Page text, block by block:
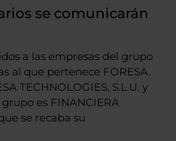
se comunicarán
a las empresas del grupo
al que pertenece FORESA.
TECHNOLOGIES, S.L.U. y
es FINANCIERA
se recaba su